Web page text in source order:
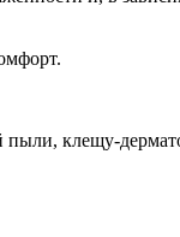
клещу-